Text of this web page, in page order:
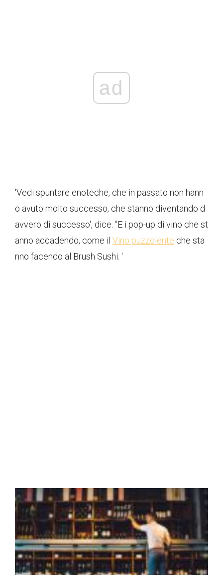
ad
'Vedi spuntare enoteche, che in passato non hann
o avuto molto successo, che stanno diventando d
avvero di successo', dice. “E i pop-up di vino che st
anno accadendo, come il Vino puzzolente che sta
nno facendo al Brush Sushi. '